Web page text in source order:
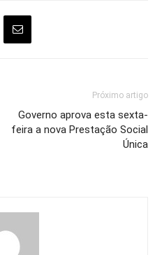
Próximo artigo
Governo aprova esta sexta-
feira a nova Prestação Social
Única